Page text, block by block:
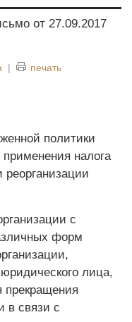
от 27.09.2017
| печать
политики
налога
с
форм
лица,
прекращения
в связи с